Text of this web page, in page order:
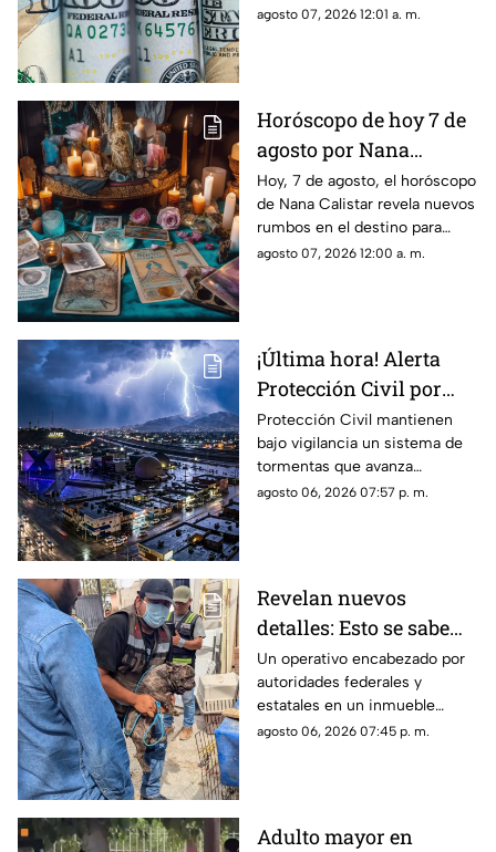
agosto 07, 2026 12:01 a. m.
Horóscopo de hoy 7 de
agosto por Nana
Calistar: Este será tu
mejor beneficio
Hoy, 7 de agosto, el horóscopo
de Nana Calistar revela nuevos
rumbos en el destino para
estos signos
agosto 07, 2026 12:00 a. m.
¡Última hora! Alerta
Protección Civil por
tormenta que se acerca
a Ciudad Juárez y El
Paso: piden extremar
precauciones
Protección Civil mantienen
bajo vigilancia un sistema de
tormentas que avanza
lentamente hacia el suroeste y
agosto 06, 2026 07:57 p. m.
Revelan nuevos
detalles: Esto se sabe
sobre el hallazgo de un
lagarto y un tigre de
bengala en un
autolavado de Juárez
Un operativo encabezado por
autoridades federales y
estatales en un inmueble
habilitado como autolavado en
agosto 06, 2026 07:45 p. m.
Adulto mayor en